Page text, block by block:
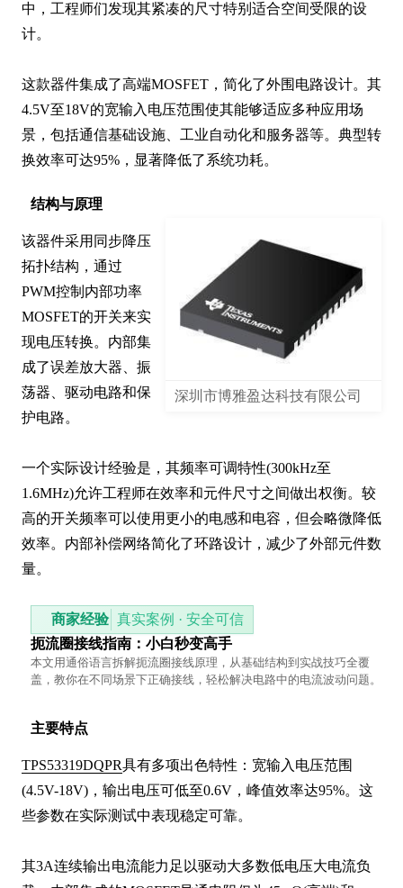
中，工程师们发现其紧凑的尺寸特别适合空间受限的设
计。
这款器件集成了高端MOSFET，简化了外围电路设计。其
4.5V至18V的宽输入电压范围使其能够适应多种应用场
景，包括通信基础设施、工业自动化和服务器等。典型转
换效率可达95%，显著降低了系统功耗。
结构与原理
深圳市博雅盈达科技有限公司
该器件采用同步降压
拓扑结构，通过
PWM控制内部功率
MOSFET的开关来实
现电压转换。内部集
成了误差放大器、振
荡器、驱动电路和保
护电路。
一个实际设计经验是，其频率可调特性(300kHz至
1.6MHz)允许工程师在效率和元件尺寸之间做出权衡。较
高的开关频率可以使用更小的电感和电容，但会略微降低
效率。内部补偿网络简化了环路设计，减少了外部元件数
量。
商家经验 真实案例 · 安全可信
扼流圈接线指南：小白秒变高手
本文用通俗语言拆解扼流圈接线原理，从基础结构到实战技巧全覆
盖，教你在不同场景下正确接线，轻松解决电路中的电流波动问题。
主要特点
TPS53319DQPR具有多项出色特性：宽输入电压范围
(4.5V-18V)，输出电压可低至0.6V，峰值效率达95%。这
些参数在实际测试中表现稳定可靠。
其3A连续输出电流能力足以驱动大多数低电压大电流负